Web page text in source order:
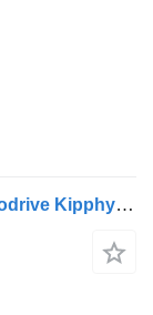
IVECO Stralis 460 X-WAY 4x2 4x4 Hydrodrive Kipphydraulik